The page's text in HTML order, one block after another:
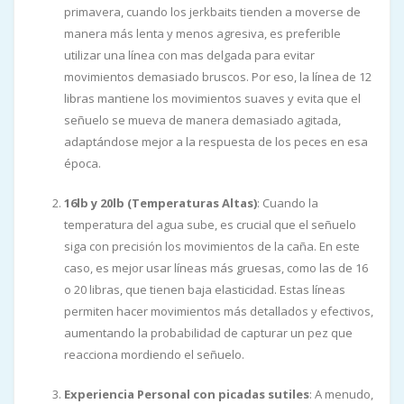
primavera, cuando los jerkbaits tienden a moverse de
manera más lenta y menos agresiva, es preferible
utilizar una línea con mas delgada para evitar
movimientos demasiado bruscos. Por eso, la línea de 12
libras mantiene los movimientos suaves y evita que el
señuelo se mueva de manera demasiado agitada,
adaptándose mejor a la respuesta de los peces en esa
época.
16lb y 20lb (Temperaturas Altas): Cuando la
temperatura del agua sube, es crucial que el señuelo
siga con precisión los movimientos de la caña. En este
caso, es mejor usar líneas más gruesas, como las de 16
o 20 libras, que tienen baja elasticidad. Estas líneas
permiten hacer movimientos más detallados y efectivos,
aumentando la probabilidad de capturar un pez que
reacciona mordiendo el señuelo.
Experiencia Personal con picadas sutiles: A menudo,